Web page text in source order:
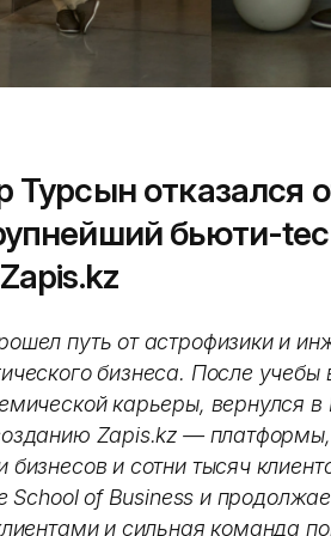
Турсын отказался
бьюти-
путь от астрофизики и
бизнеса. После
карьеры, вернулся в
Zapis.kz — платформы,
бизнесов и сотни тысяч
School of Business и
и сильная команда